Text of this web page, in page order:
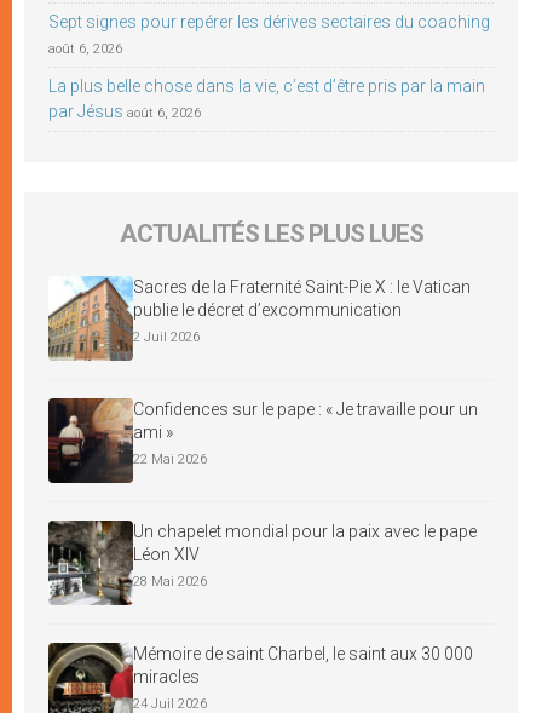
Sept signes pour repérer les dérives sectaires du coaching
août 6, 2026
La plus belle chose dans la vie, c’est d’être pris par la main
par Jésus août 6, 2026
ACTUALITÉS LES PLUS LUES
Sacres de la Fraternité Saint-Pie X : le Vatican
publie le décret d’excommunication
2 Juil 2026
Confidences sur le pape : « Je travaille pour un
ami »
22 Mai 2026
Un chapelet mondial pour la paix avec le pape
Léon XIV
28 Mai 2026
Mémoire de saint Charbel, le saint aux 30 000
miracles
24 Juil 2026